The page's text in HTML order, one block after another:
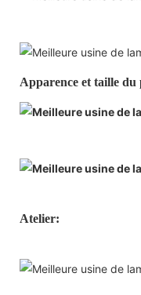
Apparence et taille
Atelier: